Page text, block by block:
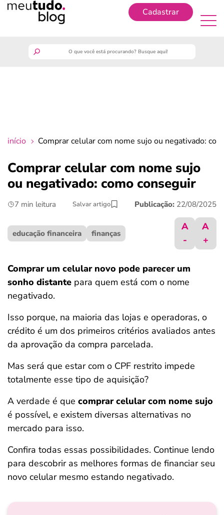
Cadastrar
crédito fácil
últimas notícias
ferramentas
início Comprar celular com nome sujo ou negativado:
Comprar celular com nome sujo
ou negativado: como conseguir
7 min leitura Salvar artigo Publicação: 22/08/2025
educação financeira finanças
A
-
A
+
Comprar um celular novo pode parecer um
sonho distante para quem está com o nome
negativado.
Isso porque, na maioria das lojas e operadoras, o
crédito é um dos primeiros critérios avaliados antes
da aprovação da compra parcelada.
Mas será que estar com o CPF restrito impede
totalmente esse tipo de aquisição?
A verdade é que comprar celular com nome sujo
é possível, e existem diversas alternativas no
mercado para isso.
Confira todas essas possibilidades. Continue lendo
para descobrir as melhores formas de financiar seu
novo celular mesmo estando negativado.